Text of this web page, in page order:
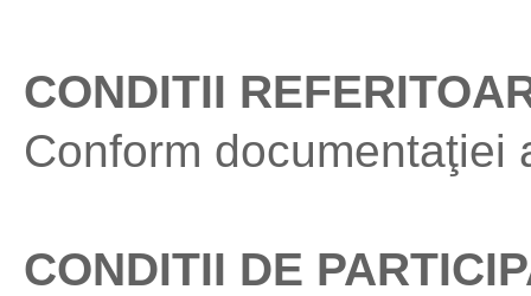
CONDITII
Conform documentaţiei
CONDITII DE